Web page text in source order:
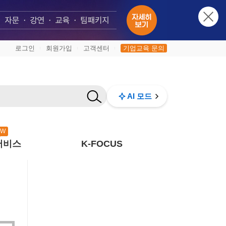
로그인 회원가입 고객센터 기업교육 문의
AI 모드
비스 K-FOCUS